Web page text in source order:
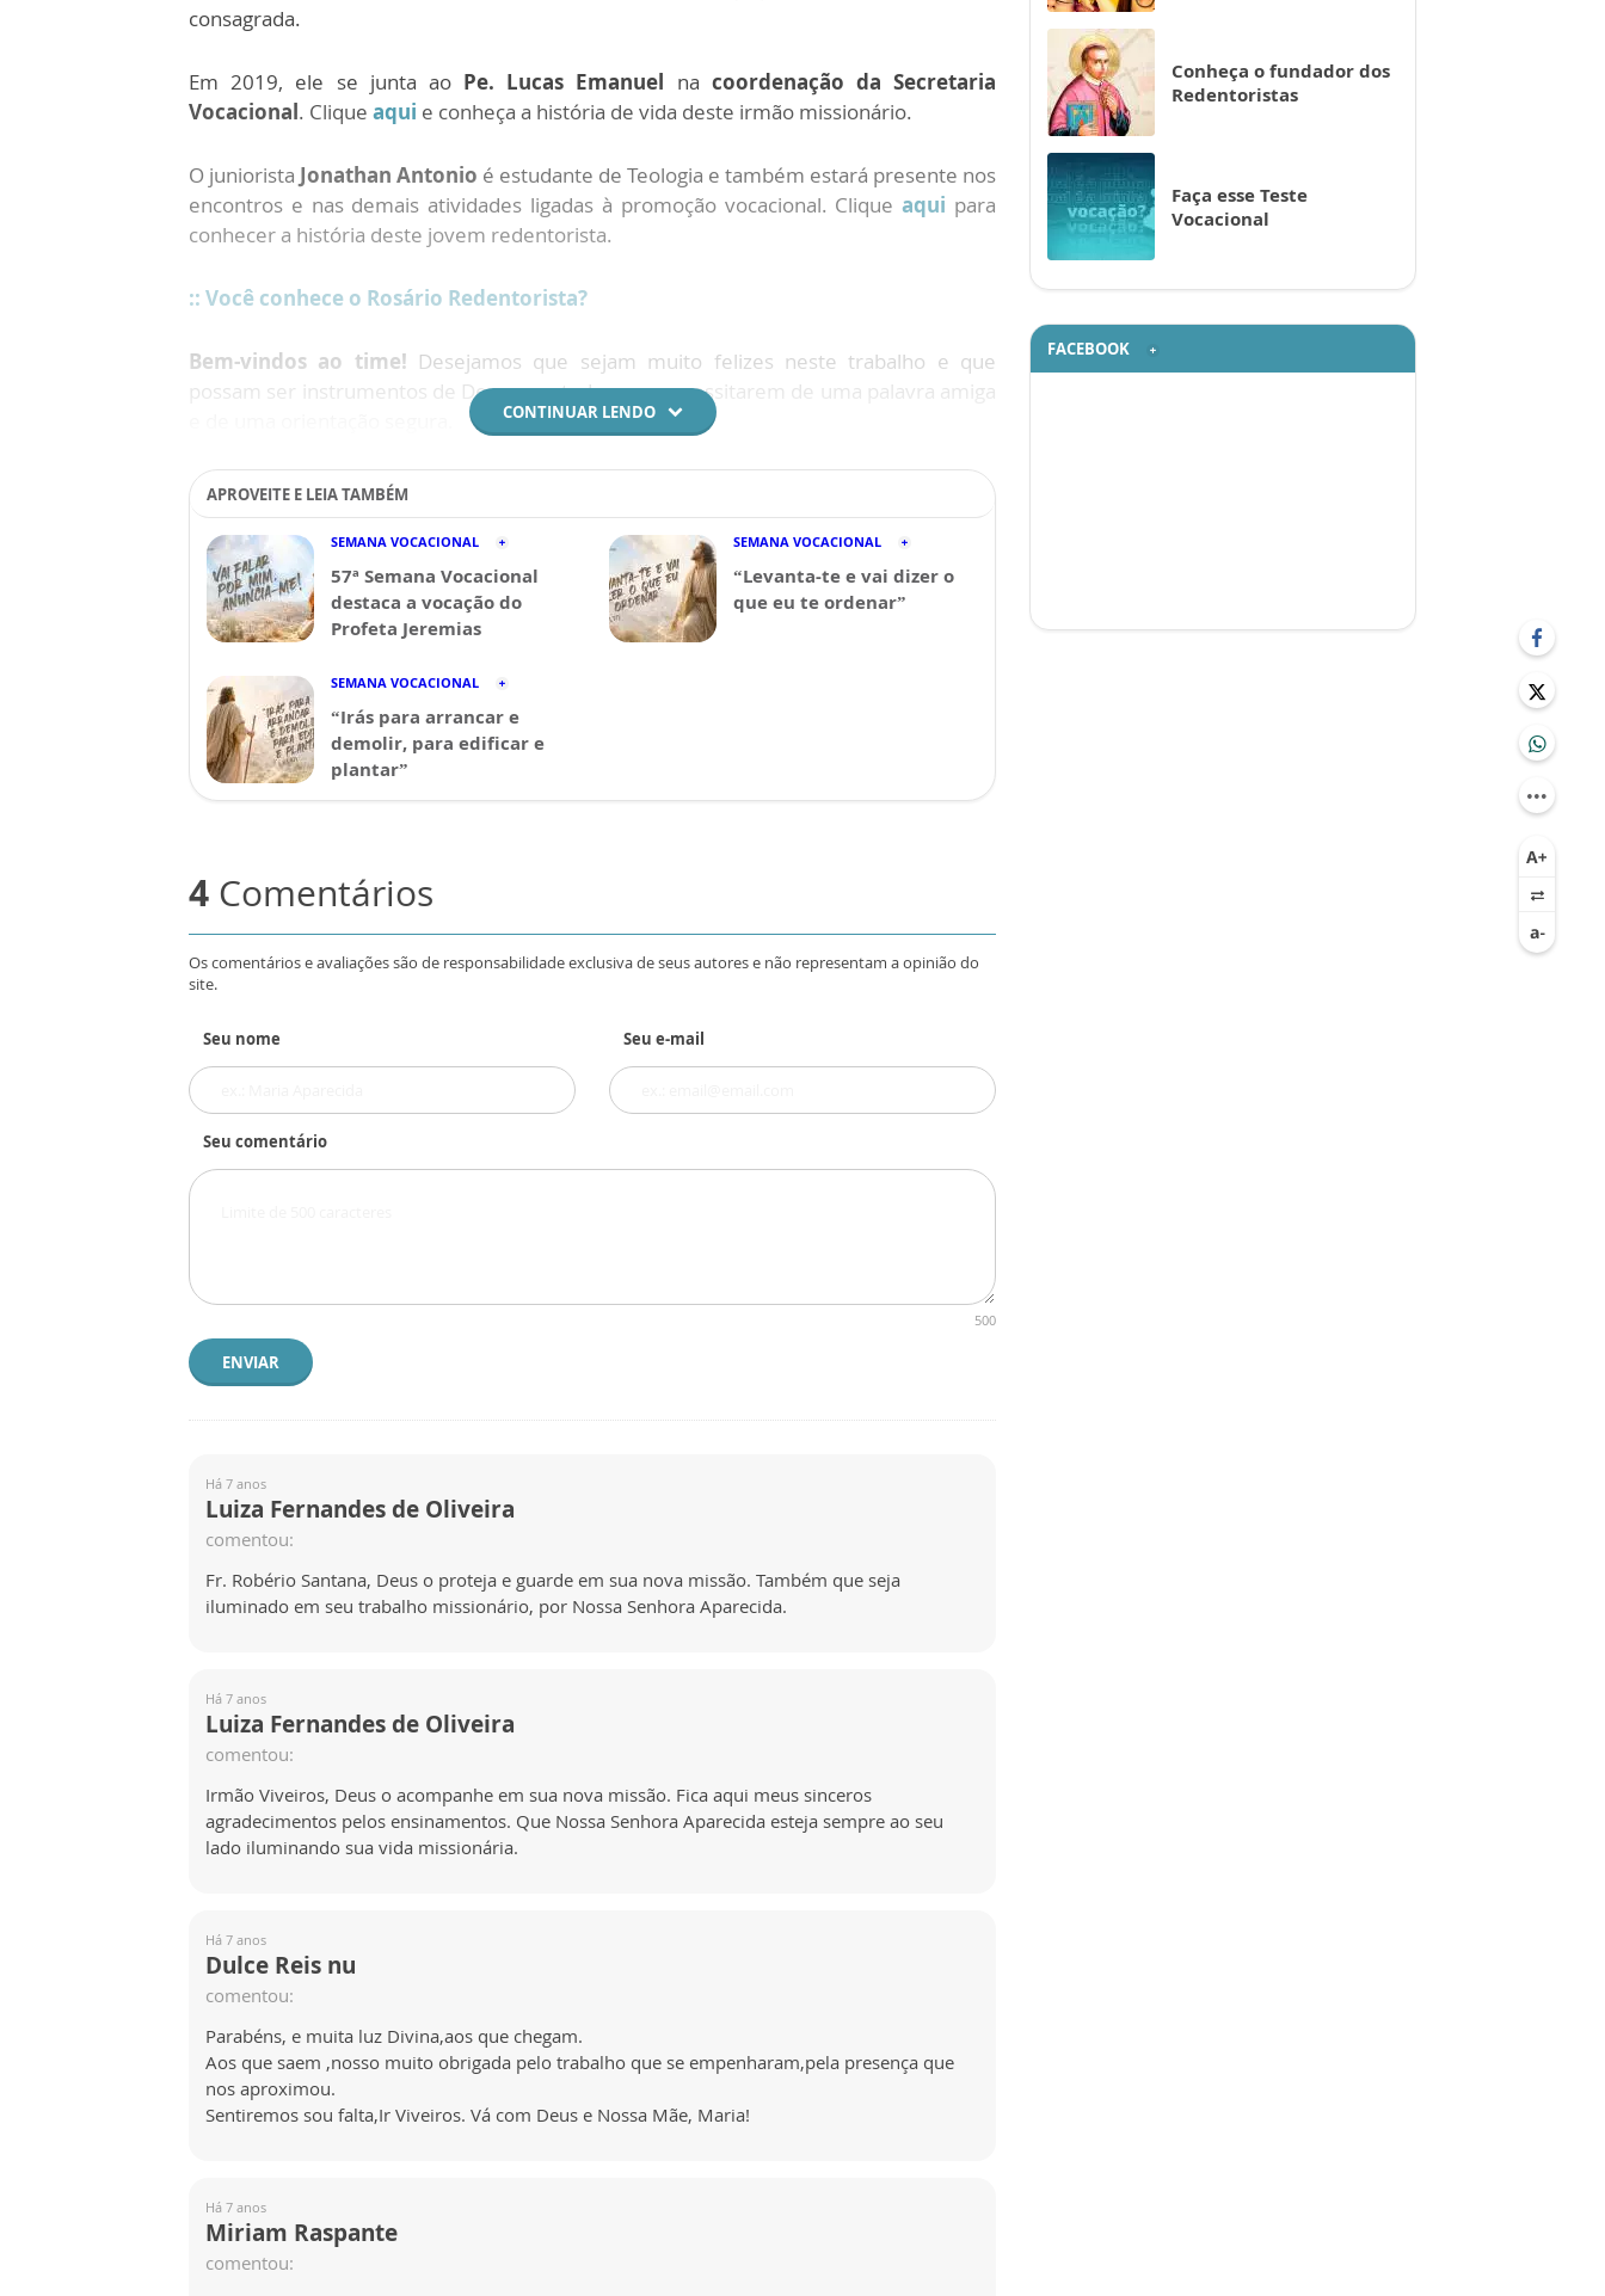
consagrada.
Em 2019, ele se junta aoPe. Lucas Emanuel na coordenação da Secretaria
Vocacional. Clique aqui e conheça a história de vida deste irmão missionário.
O juniorista Jonathan Antonio é estudante de Teologia e também estará presente nos
encontros e nas demais atividades ligadas à promoção vocacional. Cliqueaqui para
conhecer a história deste jovem redentorista.
:: Você conhece o Rosário Redentorista?
Bem-vindos ao time! Desejamos que sejam muito felizes neste trabalho e que
possam ser instrumentos de Deus para todos que necessitarem de uma palavra amiga
CONTINUAR LENDO
APROVEITE E LEIA TAMBÉM
SEMANA VOCACIONAL
57ª Semana Vocacional
destaca a vocação do
Profeta Jeremias
SEMANA VOCACIONAL
“Levanta-te e vai dizer o
que eu te ordenar”
SEMANA VOCACIONAL
“Irás para arrancar e
demolir, para edificar e
plantar”
4 Comentários
Os comentários e avaliações são de responsabilidade exclusiva de seus autores e não representam a opinião do
site.
Seu nome Seu e-mail
Seu comentário
500
ENVIAR
Há 7 anos
Luiza Fernandes de Oliveira
comentou:
Fr. Robério Santana, Deus o proteja e guarde em sua nova missão. Também que seja
iluminado em seu trabalho missionário, por Nossa Senhora Aparecida.
Há 7 anos
Luiza Fernandes de Oliveira
comentou:
Irmão Viveiros, Deus o acompanhe em sua nova missão. Fica aqui meus sinceros
agradecimentos pelos ensinamentos. Que Nossa Senhora Aparecida esteja sempre ao seu
lado iluminando sua vida missionária.
Há 7 anos
Dulce Reis nu
comentou:
Parabéns, e muita luz Divina,aos que chegam.
Aos que saem ,nosso muito obrigada pelo trabalho que se empenharam,pela presença que
nos aproximou.
Sentiremos sou falta,Ir Viveiros. Vá com Deus e Nossa Mãe, Maria!
Há 7 anos
Miriam Raspante
comentou:
Conheça o fundador dos
Redentoristas
Faça esse Teste
Vocacional
FACEBOOK